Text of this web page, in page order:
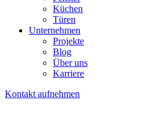
Küchen
Türen
Unternehmen
Projekte
Blog
Über uns
Karriere
Kontakt aufnehmen